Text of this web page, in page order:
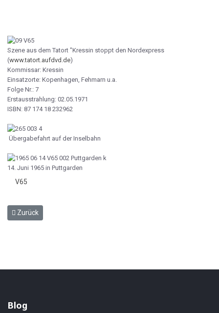
Szene aus dem Tatort "Kressin stoppt den Nordexpress
(www.tatort.aufdvd.de)
Kommissar: Kressin
Einsatzorte: Kopenhagen, Fehmarn u.a.
Folge Nr.: 7
Erstausstrahlung: 02.05.1971
ISBN: 87 174 18 232962
Übergabefahrt auf der Inselbahn
14. Juni 1965 in Puttgarden
V65
Vorheriger Beitrag: V20 039
Zurück
Blog